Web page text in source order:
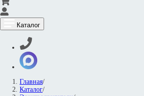
Каталог
Главная/
Каталог/